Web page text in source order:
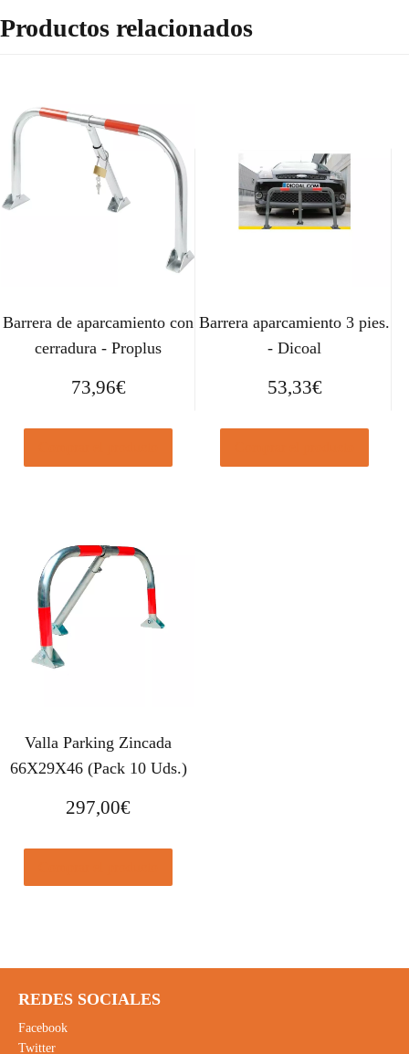
Productos relacionados
Barrera de aparcamiento con
cerradura - Proplus
73,96€
Barrera aparcamiento 3 pies.
- Dicoal
53,33€
Valla Parking Zincada
66X29X46 (Pack 10 Uds.)
297,00€
REDES SOCIALES
Facebook
Twitter